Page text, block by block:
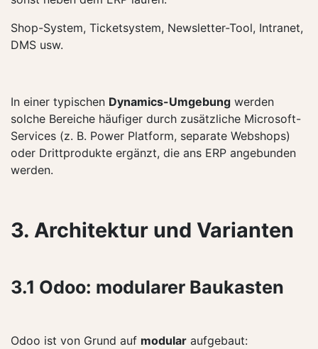
Shop-System, Ticketsystem, Newsletter-Tool, Intranet,
DMS usw.
In einer typischen Dynamics-Umgebung werden
solche Bereiche häufiger durch zusätzliche Microsoft-
Services (z. B. Power Platform, separate Webshops)
oder Drittprodukte ergänzt, die ans ERP angebunden
werden.
3. Architektur und Varianten
3.1 Odoo: modularer Baukasten
Odoo ist von Grund auf modular aufgebaut: